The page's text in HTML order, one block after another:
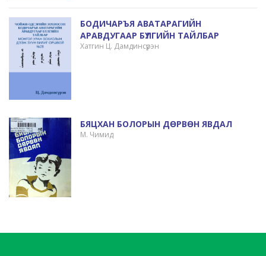
БОДИЧАРЪЯ АВАТАРАГИЙН
АРАВДУГААР БҮЛГИЙН ТАЙЛБАР
Хатгин Ц. Дамдинсүрэн
БЯЦХАН БОЛОРЫН ДӨРВӨН ЯВДАЛ
М. Чимид